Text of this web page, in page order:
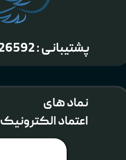
پشتیبانی : 09394426592
نماد های
اعتماد الکترونیک